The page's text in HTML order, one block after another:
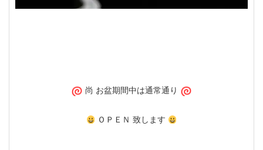
尚 お盆期間中は通常通り
ＯＰＥＮ 致します